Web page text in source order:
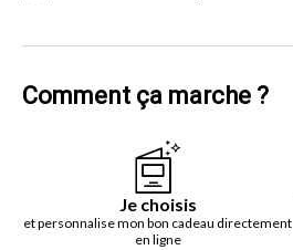
Comment ça marche ?
Je choisis
et personnalise mon bon cadeau directement
en ligne